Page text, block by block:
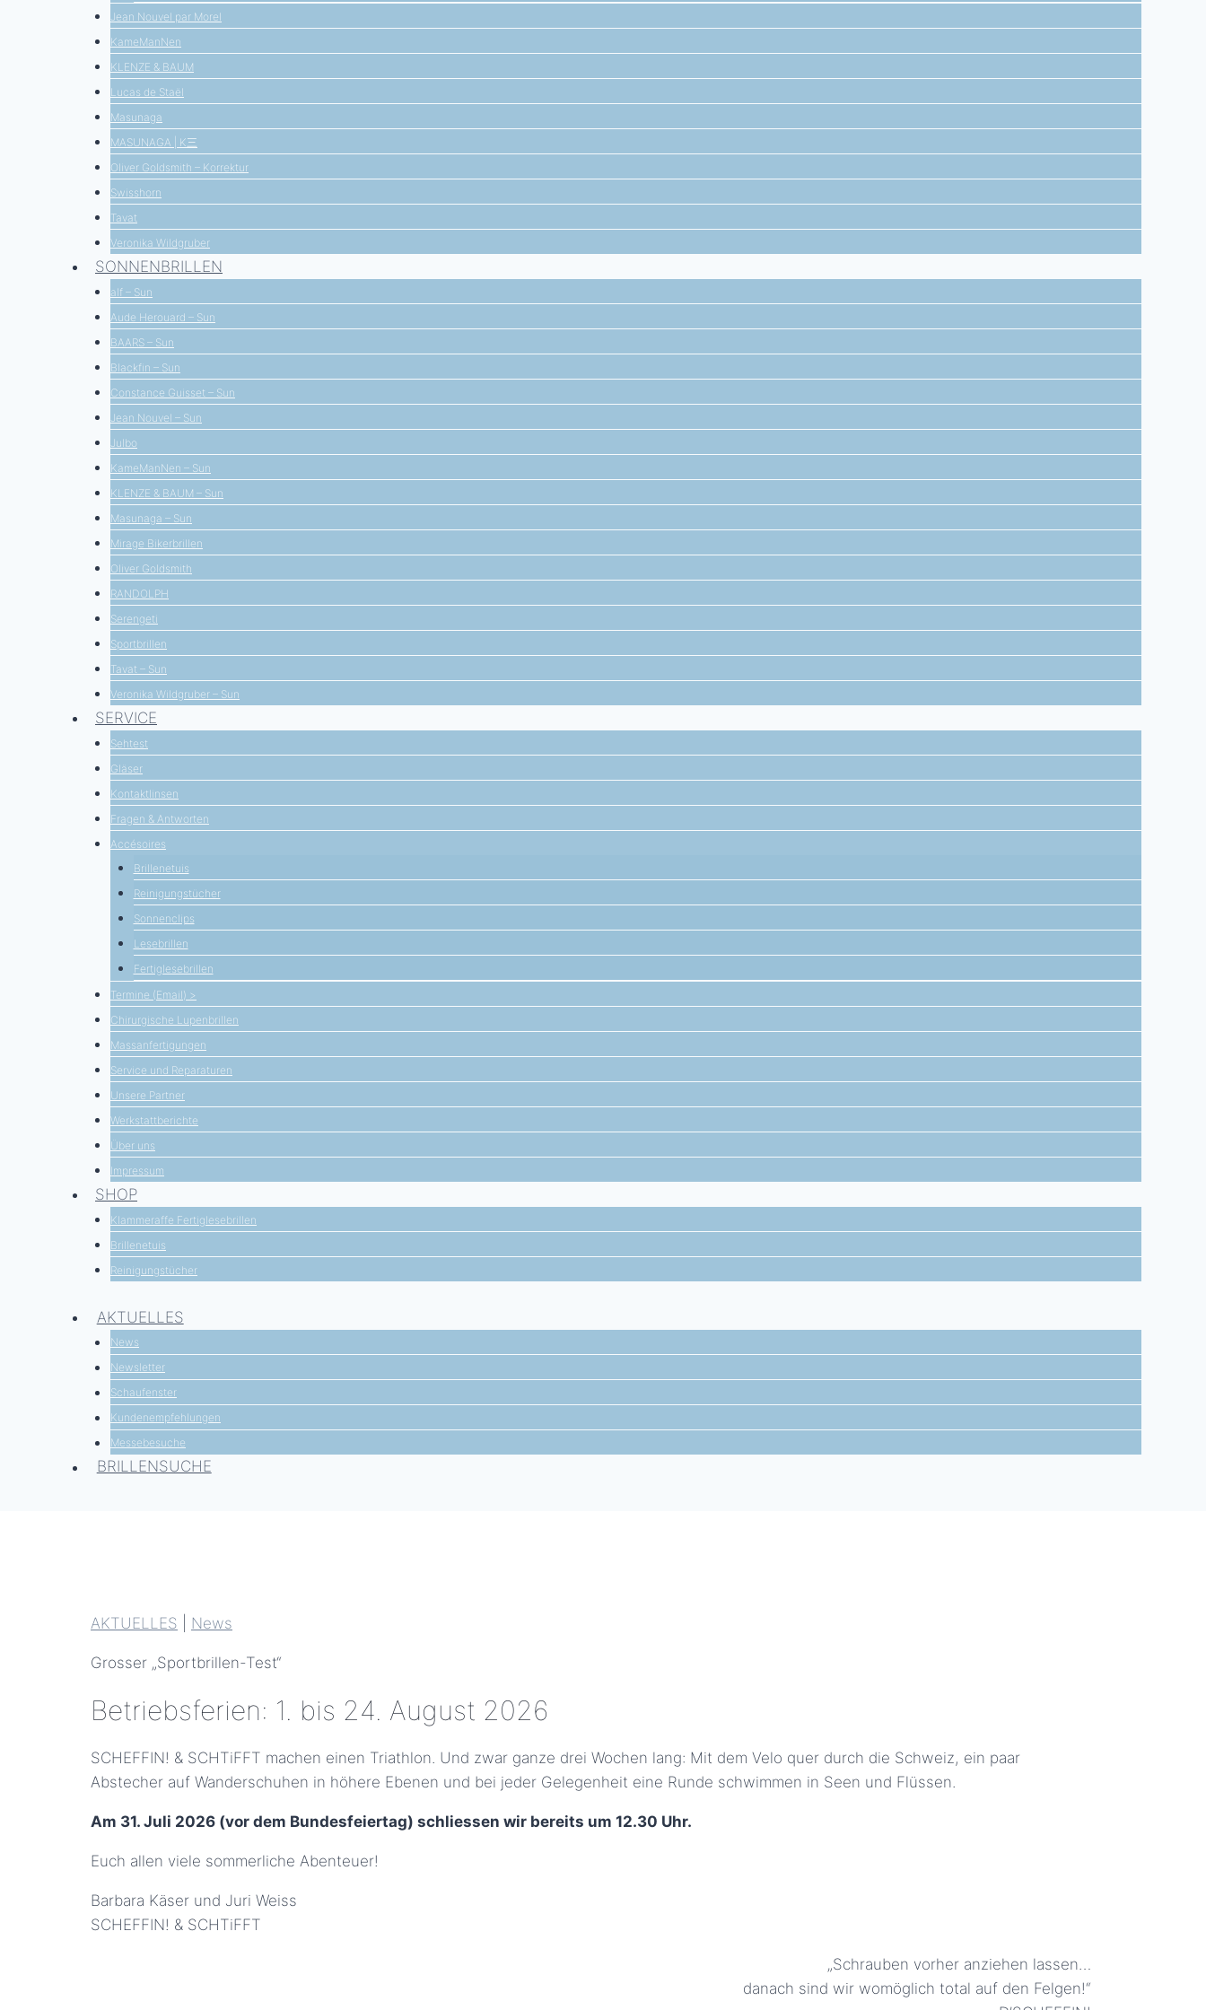
Jean Nouvel par Morel
KameManNen
KLENZE & BAUM
Lucas de Staël
Masunaga
MASUNAGA | K三
Oliver Goldsmith – Korrektur
Swisshorn
Tavat
Veronika Wildgruber
SONNENBRILLEN
alf – Sun
Aude Herouard – Sun
BAARS – Sun
Blackfin – Sun
Constance Guisset – Sun
Jean Nouvel – Sun
Julbo
KameManNen – Sun
KLENZE & BAUM – Sun
Masunaga – Sun
Mirage Bikerbrillen
Oliver Goldsmith
RANDOLPH
Serengeti
Sportbrillen
Tavat – Sun
Veronika Wildgruber – Sun
SERVICE
Sehtest
Gläser
Kontaktlinsen
Fragen & Antworten
Accésoires
Brillenetuis
Reinigungstücher
Sonnenclips
Lesebrillen
Fertiglesebrillen
Termine (Email) >
Chirurgische Lupenbrillen
Massanfertigungen
Service und Reparaturen
Unsere Partner
Werkstattberichte
Über uns
Impressum
SHOP
Klammeraffe Fertiglesebrillen
Brillenetuis
Reinigungstücher
AKTUELLES
News
Newsletter
Schaufenster
Kundenempfehlungen
Messebesuche
BRILLENSUCHE
AKTUELLES News
Grosser „Sportbrillen-Test“
Betriebsferien: 1. bis 24. August 2026
SCHEFFIN! & SCHTiFFT machen einen Triathlon. Und zwar ganze drei Wochen lang: Mit dem Velo quer durch die Schweiz, ein paar
Abstecher auf Wanderschuhen in höhere Ebenen und bei jeder Gelegenheit eine Runde schwimmen in Seen und Flüssen.
Am 31. Juli 2026 (vor dem Bundesfeiertag) schliessen wir bereits um 12.30 Uhr.
Euch allen viele sommerliche Abenteuer!
Barbara Käser und Juri Weiss
SCHEFFIN! & SCHTiFFT
„Schrauben vorher anziehen lassen…
danach sind wir womöglich total auf den Felgen!“